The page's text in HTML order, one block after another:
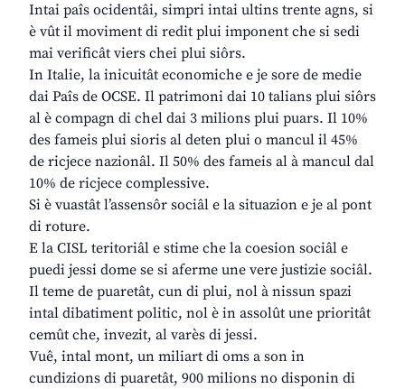
Intai paîs ocidentâi, simpri intai ultins trente agns, si
è vût il moviment di redit plui imponent che si sedi
mai verificât viers chei plui siôrs.
In Italie, la inicuitât economiche e je sore de medie
dai Paîs de OCSE. Il patrimoni dai 10 talians plui siôrs
al è compagn di chel dai 3 milions plui puars. Il 10%
des fameis plui sioris al deten plui o mancul il 45%
de ricjece nazionâl. Il 50% des fameis al à mancul dal
10% de ricjece complessive.
Si è vuastât l’assensôr sociâl e la situazion e je al pont
di roture.
E la CISL teritoriâl e stime che la coesion sociâl e
puedi jessi dome se si aferme une vere justizie sociâl.
Il teme de puaretât, cun di plui, nol à nissun spazi
intal dibatiment politic, nol è in assolût une prioritât
cemût che, invezit, al varès di jessi.
Vuê, intal mont, un miliart di oms a son in
cundizions di puaretât, 900 milions no disponin di